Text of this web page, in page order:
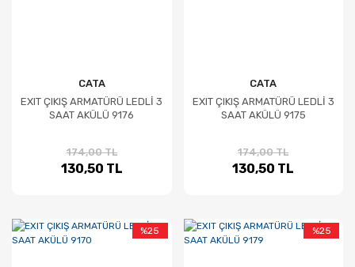
CATA
EXIT ÇIKIŞ ARMATÜRÜ LEDLİ 3
SAAT AKÜLÜ 9176
174,00 TL
130,50 TL
CATA
EXIT ÇIKIŞ ARMATÜRÜ LEDLİ 3
SAAT AKÜLÜ 9175
174,00 TL
130,50 TL
%25 %25